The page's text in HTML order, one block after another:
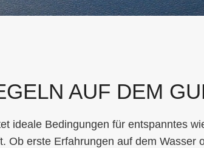
AUF DEM
ideale Bedingungen für entspanntes
Ob erste Erfahrungen auf dem Wasser